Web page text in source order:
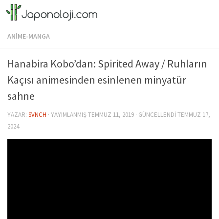
Skip to content
ANİME-MANGA
Hanabira Kobo’dan: Spirited Away / Ruhların
Kaçısı animesinden esinlenen minyatür
sahne
YAZAR: SVNCH · YAYIMLANMIŞTEMMUZ 11, 2019 · GÜNCELLENDI TEMMUZ 17,
2024